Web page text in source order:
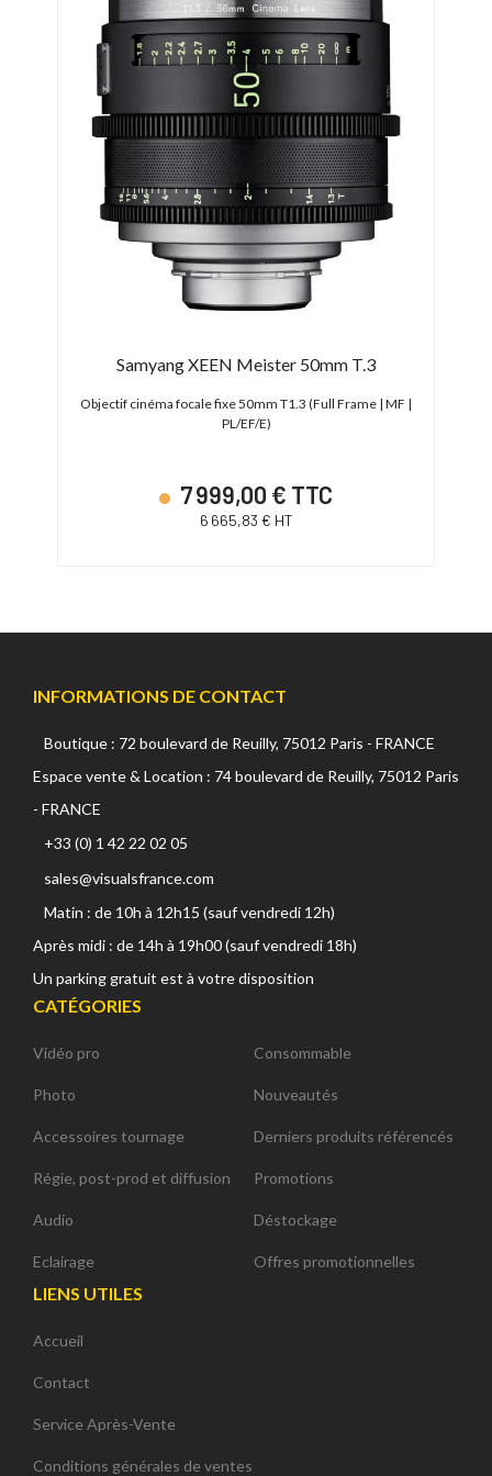
Samyang XEEN Meister 50mm T.3
Objectif cinéma focale fixe 50mm T1.3 (Full Frame | MF |
PL/EF/E)
7 999,00 € TTC
6 665,83 € HT
INFORMATIONS DE CONTACT
Boutique : 72 boulevard de Reuilly, 75012 Paris - FRANCE
Espace vente & Location : 74 boulevard de Reuilly, 75012 Paris
- FRANCE
+33 (0) 1 42 22 02 05
sales@visualsfrance.com
Matin : de 10h à 12h15 (sauf vendredi 12h)
Après midi : de 14h à 19h00 (sauf vendredi 18h)
Un parking gratuit est à votre disposition
CATÉGORIES
Vidéo pro
Photo
Accessoires tournage
Régie, post-prod et diffusion
Audio
Eclairage
Consommable
Nouveautés
Derniers produits référencés
Promotions
Déstockage
Offres promotionnelles
LIENS UTILES
Accueil
Contact
Service Après-Vente
Conditions générales de ventes